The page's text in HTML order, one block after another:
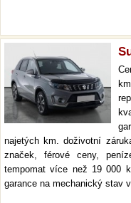
najetých km. doživotní
značek, férové ceny,
tempomat více než 19 000
garance na mechanický stav